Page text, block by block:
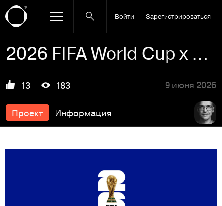
Войти Зарегистрироваться
2026 FIFA World Cup x Michelob Ultra — лимитированная серия банок с Лионелем Месси
13 183 9 июня 2026
Проект Информация